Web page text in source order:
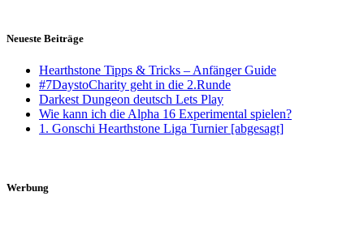
Neueste Beiträge
Hearthstone Tipps & Tricks – Anfänger Guide
#7DaystoCharity geht in die 2.Runde
Darkest Dungeon deutsch Lets Play
Wie kann ich die Alpha 16 Experimental spielen?
1. Gonschi Hearthstone Liga Turnier [abgesagt]
Werbung